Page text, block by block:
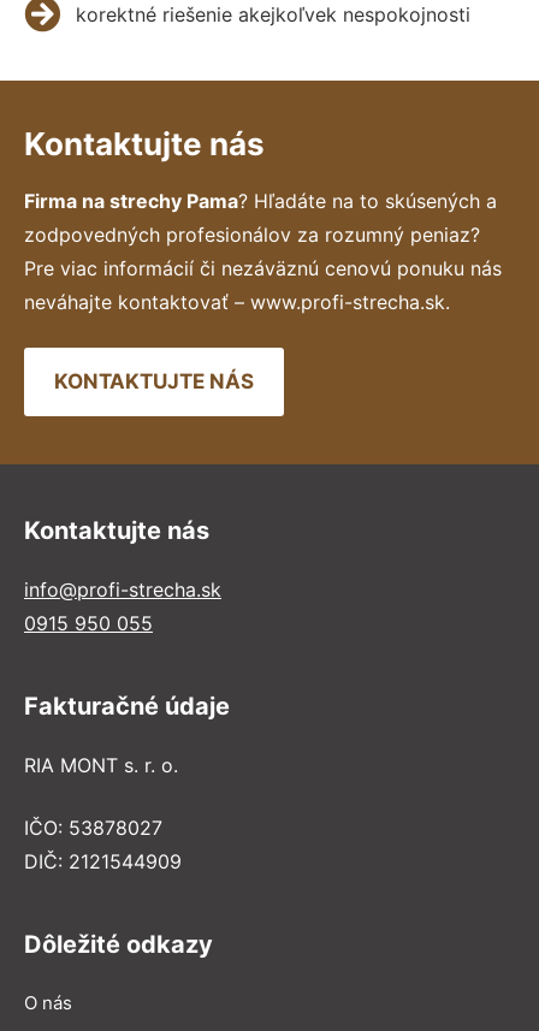
korektné riešenie akejkoľvek nespokojnosti
Kontaktujte nás
Firma na strechy Pama? Hľadáte na to skúsených a
zodpovedných profesionálov za rozumný peniaz?
Pre viac informácií či nezáväznú cenovú ponuku nás
neváhajte kontaktovať – www.profi-strecha.sk.
KONTAKTUJTE NÁS
Kontaktujte nás
info@profi-strecha.sk
0915 950 055
Fakturačné údaje
RIA MONT s. r. o.
IČO: 53878027
DIČ: 2121544909
Dôležité odkazy
O nás